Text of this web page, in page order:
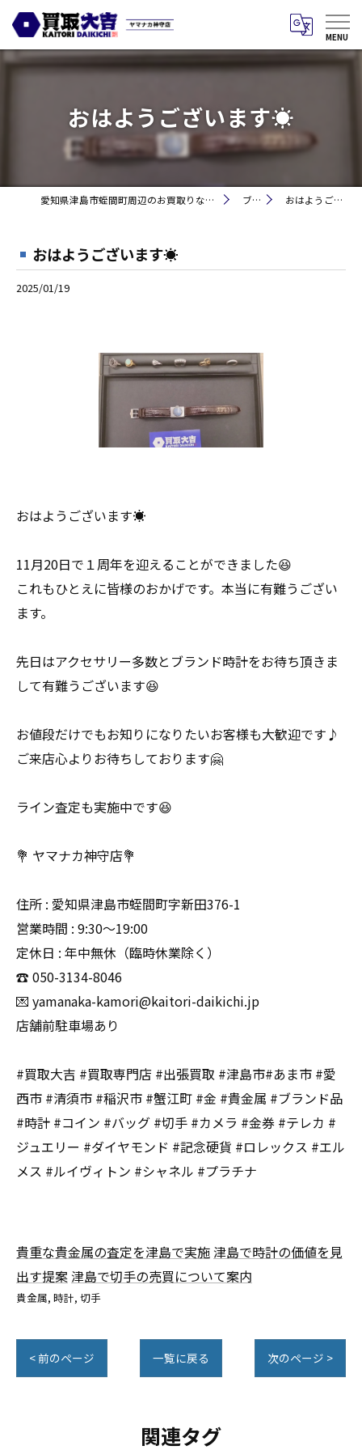
おはようございます☀
愛知県津島市蛭間町周辺のお買取りなら買取大吉 ヤマナカ神守店 ブログ おはようございます☀
おはようございます☀
2025/01/19
おはようございます☀
11月20日で１周年を迎えることができました😆
これもひとえに皆様のおかげです。本当に有難うござい
ます。
先日はアクセサリー多数とブランド時計をお待ち頂きま
して有難うございます😆
お値段だけでもお知りになりたいお客様も大歓迎です♪
ご来店心よりお待ちしております🤗
ライン査定も実施中です😆
💐 ヤマナカ神守店💐
住所 : 愛知県津島市蛭間町字新田376-1
営業時間 : 9:30〜19:00
定休日 : 年中無休（臨時休業除く）
☎️ 050-3134-8046
💌 yamanaka-kamori@kaitori-daikichi.jp
店舗前駐車場あり
#買取大吉 #買取専門店 #出張買取 #津島市#あま市 #愛
西市 #清須市 #稲沢市 #蟹江町 #金 #貴金属 #ブランド品
#時計 #コイン #バッグ #切手 #カメラ #金券 #テレカ #
ジュエリー #ダイヤモンド #記念硬貨 #ロレックス #エル
メス #ルイヴィトン #シャネル #プラチナ
貴重な貴金属の査定を津島で実施 津島で時計の価値を見
出す提案 津島で切手の売買について案内
貴金属 時計 切手
< 前のページ 一覧に戻る 次のページ >
関連タグ